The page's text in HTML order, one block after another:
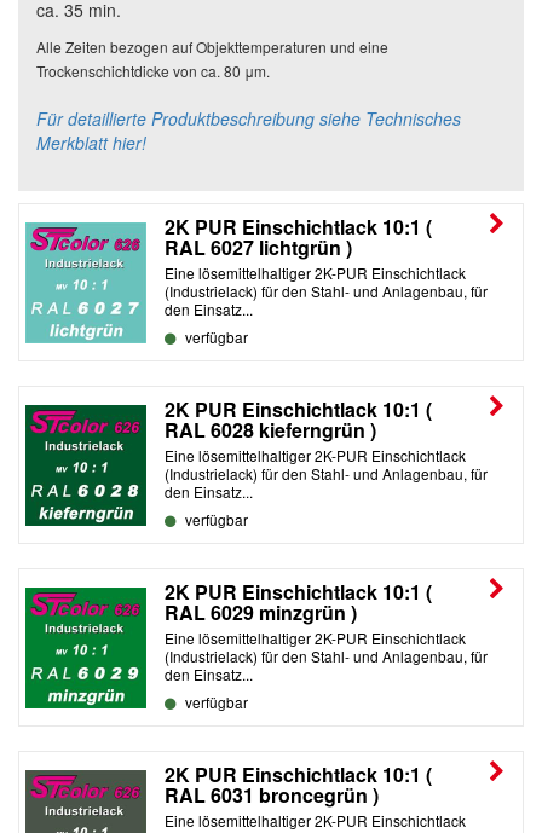
ca. 35 min.
Alle Zeiten bezogen auf Objekttemperaturen und eine
Trockenschichtdicke von ca. 80 μm.
Für detaillierte Produktbeschreibung siehe Technisches
Merkblatt hier!
2K PUR Einschichtlack 10:1 (
RAL 6027 lichtgrün )
Eine lösemittelhaltiger 2K-PUR Einschichtlack
(Industrielack) für den Stahl- und Anlagenbau, für
den Einsatz...
verfügbar
2K PUR Einschichtlack 10:1 (
RAL 6028 kieferngrün )
Eine lösemittelhaltiger 2K-PUR Einschichtlack
(Industrielack) für den Stahl- und Anlagenbau, für
den Einsatz...
verfügbar
2K PUR Einschichtlack 10:1 (
RAL 6029 minzgrün )
Eine lösemittelhaltiger 2K-PUR Einschichtlack
(Industrielack) für den Stahl- und Anlagenbau, für
den Einsatz...
verfügbar
2K PUR Einschichtlack 10:1 (
RAL 6031 broncegrün )
Eine lösemittelhaltiger 2K-PUR Einschichtlack